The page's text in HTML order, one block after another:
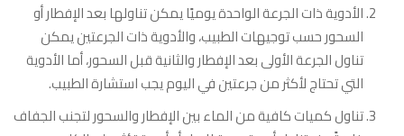
الأدوية ذات الجرعة الواحدة يوميًا يمكن تناولها بعد الإفطار أو
السحور حسب توجيهات الطبيب، والأدوية ذات الجرعتين يمكن
تناول الجرعة الأولى بعد الإفطار والثانية قبل السحور، أما الأدوية
التي تحتاج لأكثر من جرعتين في اليوم يجب استشارة الطبيب.
تناول كميات كافية من الماء بين الإفطار والسحور لتجنب الجفاف